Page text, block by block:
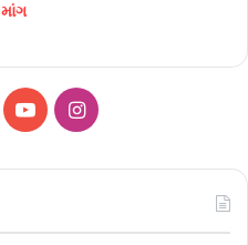
YouTubeInstagram